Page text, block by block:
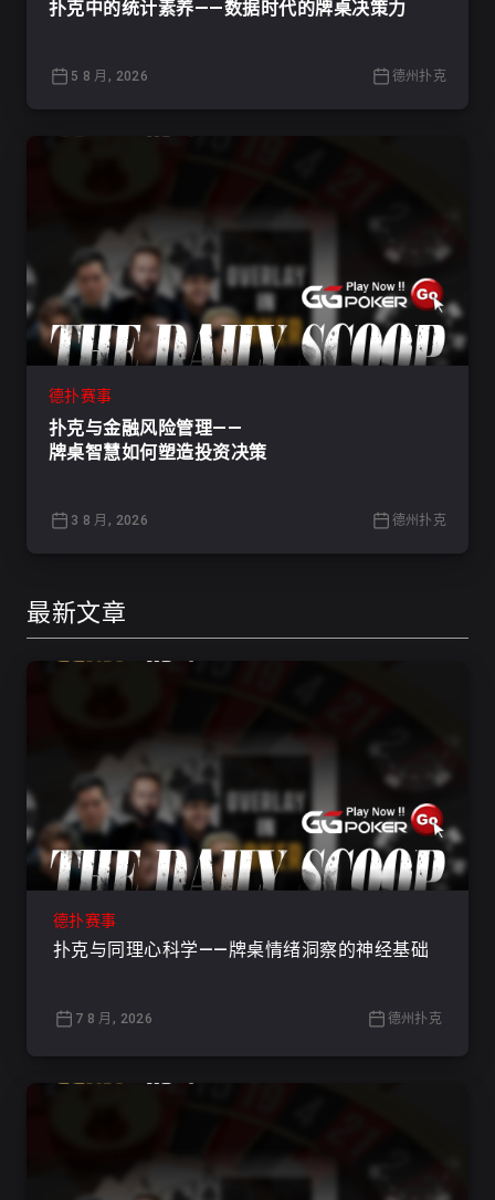
扑克中的统计素养——数据时代的牌桌决策力
5 8 月, 2026 德州扑克
德扑赛事
扑克与金融风险管理——
牌桌智慧如何塑造投资决策
3 8 月, 2026 德州扑克
最新文章
德扑赛事
扑克与同理心科学——牌桌情绪洞察的神经基础
7 8 月, 2026 德州扑克